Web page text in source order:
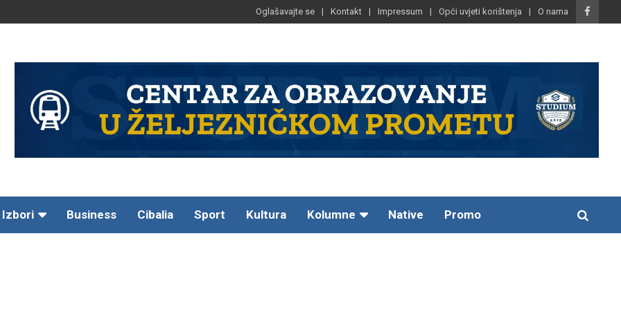
Oglašavajte se Kontakt Impressum Opći uvjeti korištenja O nama
Izbori Business Cibalia Sport Kultura Kolumne Native Promo